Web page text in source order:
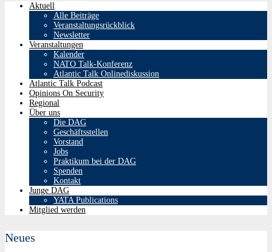
Aktuell
Alle Beiträge
Veranstaltungsrückblick
Newsletter
Veranstaltungen
Kalender
NATO Talk-Konferenz
Atlantic Talk Onlinediskussion
Atlantic Talk Podcast
Opinions On Security
Regional
Über uns
Die DAG
Geschäftsstellen
Vorstand
Jobs
Praktikum bei der DAG
Spenden
Kontakt
Junge DAG
YATA Publications
Mitglied werden
Neues